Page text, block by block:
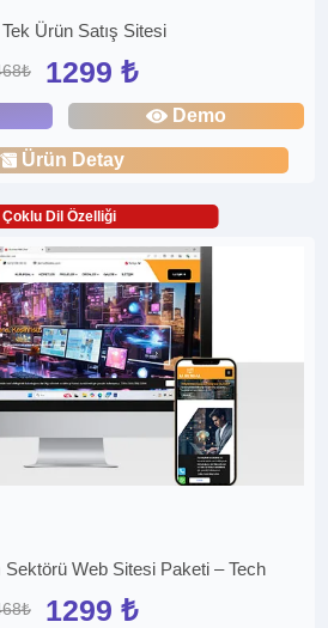
Tek Ürün Satış Sitesi
1299 ₺
Demo
Ürün Detay
Çoklu Dil Özelliği
Web Sitesi Paketi – Tech
1299 ₺